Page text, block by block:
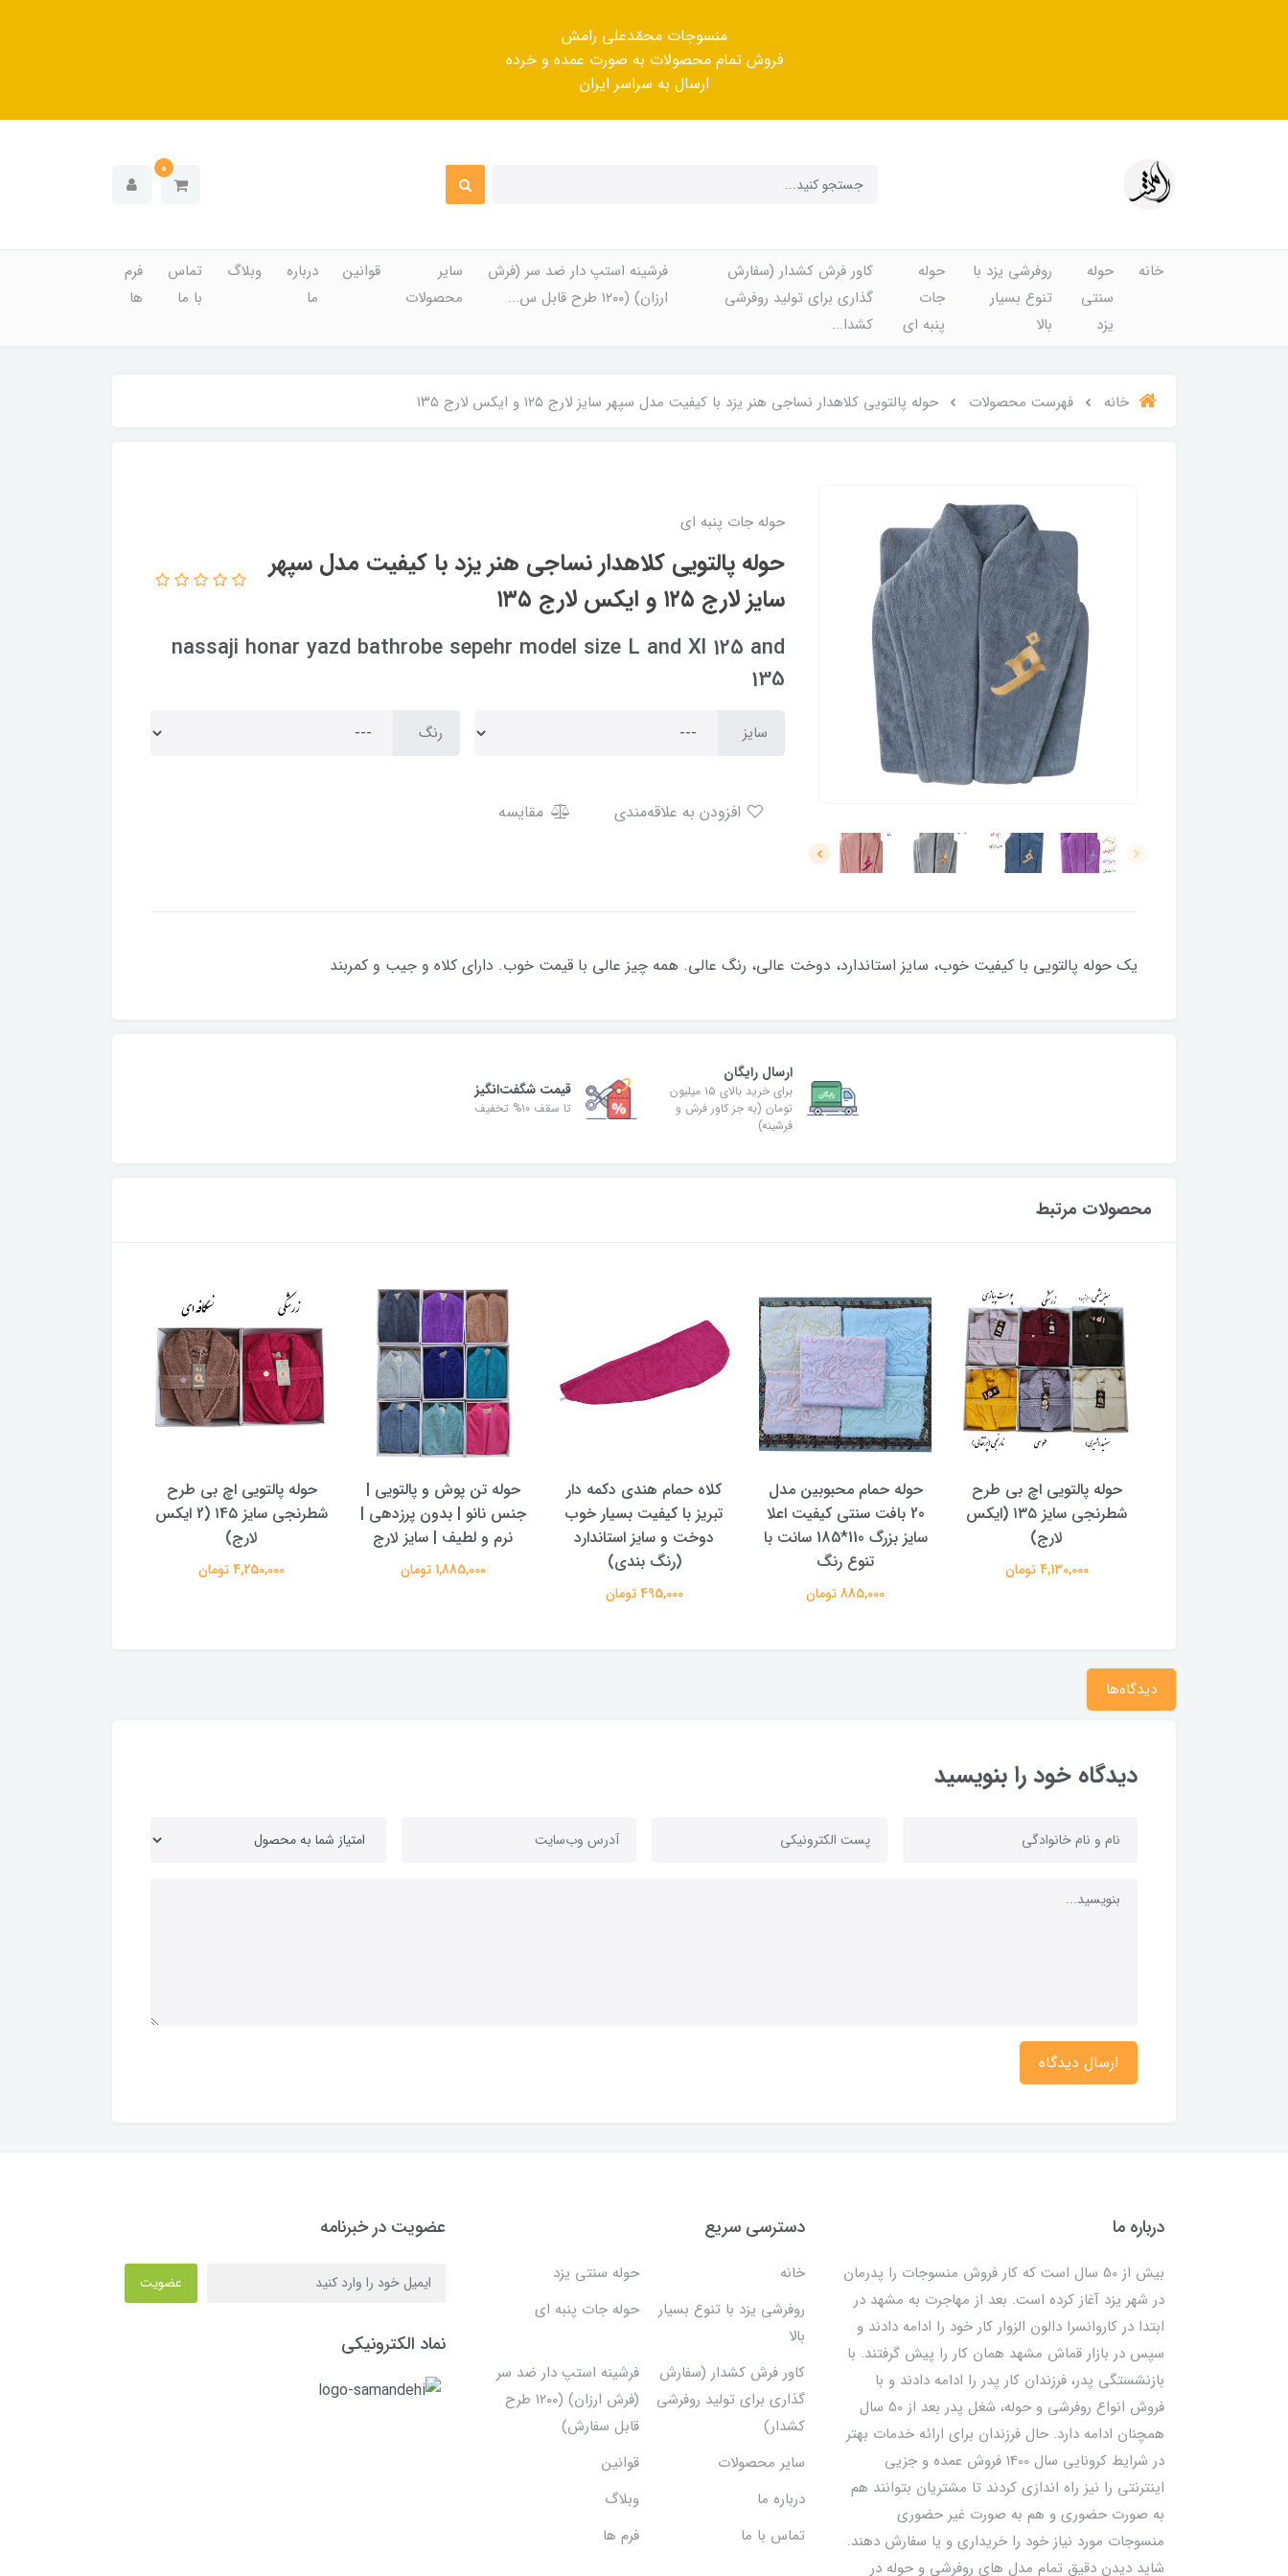
منسوجات محمّدعلی رامش
فروش تمام محصولات به صورت عمده و خرده
ارسال به سراسر ایران
0
خانه
حوله
سنتی
یزد
روفرشی یزد با
تنوع بسیار
بالا
حوله
جات
پنبه ای
کاور فرش کشدار (سفارش
گذاری برای تولید روفرشی
کشدا...
فرشینه استپ دار ضد سر (فرش
ارزان) (۱۲۰۰ طرح قابل س...
سایر
محصولات
قوانین
درباره
ما
وبلاگ
تماس
با ما
فرم
ها
خانه فهرست محصولات حوله پالتویی کلاهدار نساجی هنر یزد با کیفیت مدل سپهر سایز لارج ۱۲۵ و ایکس لارج ۱۳۵
حوله جات پنبه ای
حوله پالتویی کلاهدار نساجی هنر یزد با کیفیت مدل سپهر
سایز لارج ۱۲۵ و ایکس لارج ۱۳۵
nassaji honar yazd bathrobe sepehr model size L and Xl 125 and
135
سایز رنگ
مقایسه
یک حوله پالتویی با کیفیت خوب، سایز استاندارد، دوخت عالی، رنگ عالی. همه چیز عالی با قیمت خوب. دارای کلاه و جیب و کمربند
ارسال رایگان
برای خرید بالای ۱۵ میلیون
تومان (به جز کاور فرش و
فرشینه)
قیمت شگفت‌انگیز
تا سقف ۱۰% تخفیف
محصولات مرتبط
حوله پالتویی اچ بی طرح
شطرنجی سایز ۱۳۵ (ایکس
لارج)
4,130,000 تومان
حوله حمام محبوبین مدل
20 بافت سنتی کیفیت اعلا
سایز بزرگ 110*185 سانت با
تنوع رنگ
885,000 تومان
کلاه حمام هندی دکمه دار
تبریز با کیفیت بسیار خوب
دوخت و سایز استاندارد
(رنگ بندی)
495,000 تومان
حوله تن پوش و پالتویی |
جنس نانو | بدون پرزدهی |
نرم و لطیف | سایز لارج
1,885,000 تومان
حوله پالتویی اچ بی طرح
شطرنجی سایز ۱4۵ (2 ایکس
لارج)
4,250,000 تومان
دیدگاه‌ها
دیدگاه خود را بنویسید
ارسال دیدگاه
درباره ما
بیش از 50 سال است که کار فروش منسوجات را پدرمان
در شهر یزد آغاز کرده است. بعد از مهاجرت به مشهد در
ابتدا در کاروانسرا دالون الزوار کار خود را ادامه دادند و
سپس در بازار قماش مشهد همان کار را پیش گرفتند. با
بازنشستگی پدر، فرزندان کار پدر را ادامه دادند و با
فروش انواع روفرشی و حوله، شغل پدر بعد از 50 سال
همچنان ادامه دارد. حال فرزندان برای ارائه خدمات بهتر
در شرایط کرونایی سال 1400 فروش عمده و جزیی
اینترنتی را نیز راه اندازی کردند تا مشتریان بتوانند هم
به صورت حضوری و هم به صورت غیر حضوری
منسوجات مورد نیاز خود را خریداری و یا سفارش دهند.
شاید دیدن دقیق تمام مدل های روفرشی و حوله در
دسترسی سریع
خانه
حوله سنتی یزد
روفرشی یزد با تنوع بسیار
بالا
حوله جات پنبه ای
کاور فرش کشدار (سفارش
گذاری برای تولید روفرشی
کشدار)
فرشینه استپ دار ضد سر
(فرش ارزان) (۱۲۰۰ طرح
قابل سفارش)
سایر محصولات
قوانین
درباره ما
وبلاگ
تماس با ما
فرم ها
عضویت در خبرنامه
عضویت
نماد الکترونیکی